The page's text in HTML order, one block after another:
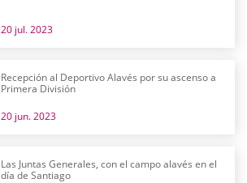
20 jul. 2023
Recepción al Deportivo Alavés por su ascenso a
Primera División
20 jun. 2023
Las Juntas Generales, con el campo alavés en el
día de Santiago